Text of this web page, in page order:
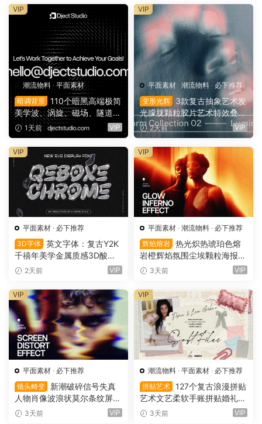
潮流物料 · 平面素材
暗调背景 110个暗黑高端极简
美学波、涡旋、磁场、隧道、
晕光学艺术图片背景素材 Flo
w Patterns Background Pac
k（16163）
1天前 VIP
VIP
平面素材 · 潮流物料 · 必下推荐
变形光辉
3款复古抽象艺术发
光朦胧颗粒胶片艺术特效叠加
PSD特效样机组合 Orbyt Stu
dio – Transform Collection 0
2 – Luminous（16162）
2天前 VIP
VIP
平面素材 · 必下推荐
3D字体 英文字体：复古Y2K
千禧年美学金属质感3D酸性
镀铬文字LOGO标题封面海报
e – 3D Style SVG Font（161
59）
2天前 VIP
VIP
平面素材 · 潮流物料 · 必下推荐
辉焰熔岩 热光炽热琥珀色熔
岩橙辉焰氛围尘埃颗粒海报封
面设计PSD特效样机 Glow Inf
3天前 VIP
VIP
平面素材 · 必下推荐
镜头畸变
新潮破碎信号失真
人物肖像波浪状莫尔条纹屏幕
畸变专辑封面音乐海报传单P
3天前 VIP
VIP
潮流物料 · 平面素材 · 必下推荐
拼贴艺术
127个复古浪漫拼贴
艺术文艺柔软手账拼贴婚礼纸
张边框信封蕾丝蝴蝶结小物件
3天前 VIP
VIP